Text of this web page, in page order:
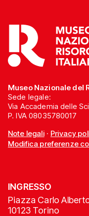
Museo Nazionale del
Sede legale:
Via Accademia delle
P. IVA 08035780017
Note legali· Privacy
Modifica preferenze
INGRESSO
Piazza Carlo
10123 Torino